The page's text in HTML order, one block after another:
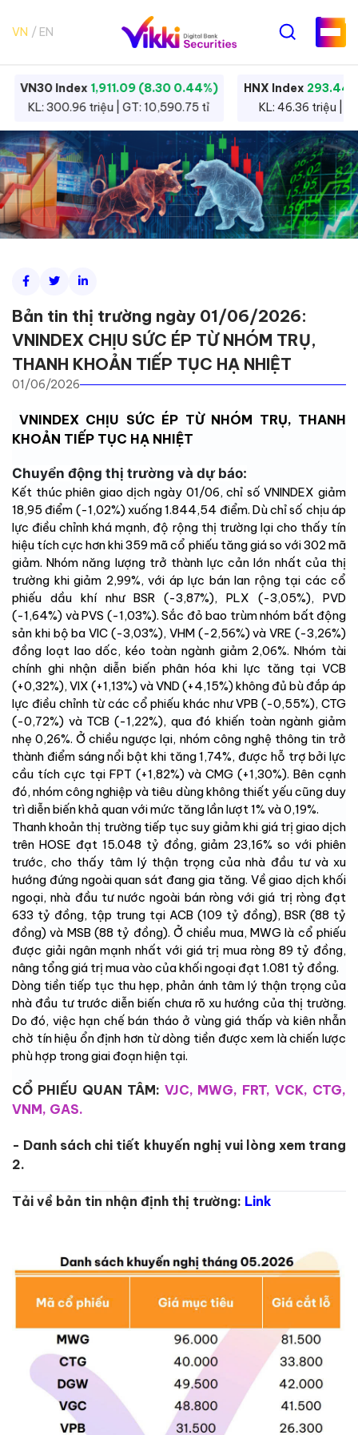
VN EN
VN30 Index 1,911.09 (8.30 0.44%)
KL: 300.96 triệu | GT: 10,590.75 tỉ
HNX Index 293.44
KL: 46.36 triệu |
Bản tin thị trường ngày 01/06/2026:
VNINDEX CHỊU SỨC ÉP TỪ NHÓM TRỤ,
THANH KHOẢN TIẾP TỤC HẠ NHIỆT
01/06/2026
VNINDEX CHỊU SỨC ÉP TỪ NHÓM TRỤ, THANH
KHOẢN TIẾP TỤC HẠ NHIỆT
Chuyển động thị trường và dự báo:
Kết thúc phiên giao dịch ngày 01/06, chỉ số VNINDEX giảm
18,95 điểm (-1,02%) xuống 1.844,54 điểm. Dù chỉ số chịu áp
lực điều chỉnh khá mạnh, độ rộng thị trường lại cho thấy tín
hiệu tích cực hơn khi 359 mã cổ phiếu tăng giá so với 302 mã
giảm. Nhóm năng lượng trở thành lực cản lớn nhất của thị
trường khi giảm 2,99%, với áp lực bán lan rộng tại các cổ
phiếu dầu khí như BSR (-3,87%), PLX (-3,05%), PVD
(-1,64%) và PVS (-1,03%). Sắc đỏ bao trùm nhóm bất động
sản khi bộ ba VIC (-3,03%), VHM (-2,56%) và VRE (-3,26%)
đồng loạt lao dốc, kéo toàn ngành giảm 2,06%. Nhóm tài
chính ghi nhận diễn biến phân hóa khi lực tăng tại VCB
(+0,32%), VIX (+1,13%) và VND (+4,15%) không đủ bù đắp áp
lực điều chỉnh từ các cổ phiếu khác như VPB (-0,55%), CTG
(-0,72%) và TCB (-1,22%), qua đó khiến toàn ngành giảm
nhẹ 0,26%. Ở chiều ngược lại, nhóm công nghệ thông tin trở
thành điểm sáng nổi bật khi tăng 1,74%, được hỗ trợ bởi lực
cầu tích cực tại FPT (+1,82%) và CMG (+1,30%). Bên cạnh
đó, nhóm công nghiệp và tiêu dùng không thiết yếu cũng duy
trì diễn biến khả quan với mức tăng lần lượt 1% và 0,19%.
Thanh khoản thị trường tiếp tục suy giảm khi giá trị giao dịch
trên HOSE đạt 15.048 tỷ đồng, giảm 23,16% so với phiên
trước, cho thấy tâm lý thận trọng của nhà đầu tư và xu
hướng đứng ngoài quan sát đang gia tăng. Về giao dịch khối
ngoại, nhà đầu tư nước ngoài bán ròng với giá trị ròng đạt
633 tỷ đồng, tập trung tại ACB (109 tỷ đồng), BSR (88 tỷ
đồng) và MSB (88 tỷ đồng). Ở chiều mua, MWG là cổ phiếu
được giải ngân mạnh nhất với giá trị mua ròng 89 tỷ đồng,
nâng tổng giá trị mua vào của khối ngoại đạt 1.081 tỷ đồng.
Dòng tiền tiếp tục thu hẹp, phản ánh tâm lý thận trọng của
nhà đầu tư trước diễn biến chưa rõ xu hướng của thị trường.
Do đó, việc hạn chế bán tháo ở vùng giá thấp và kiên nhẫn
chờ tín hiệu ổn định hơn từ dòng tiền được xem là chiến lược
phù hợp trong giai đoạn hiện tại.
CỔ PHIẾU QUAN TÂM: VJC, MWG, FRT, VCK, CTG,
VNM, GAS.
- Danh sách chi tiết khuyến nghị vui lòng xem trang
2.
Tải về bản tin nhận định thị trường: Link